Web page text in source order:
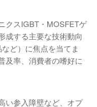
クスIGBT・MOSFETゲ
成する主要な技術動向
ど）に焦点を当てま
及率、消費者の嗜好に
い参入障壁など、オプ